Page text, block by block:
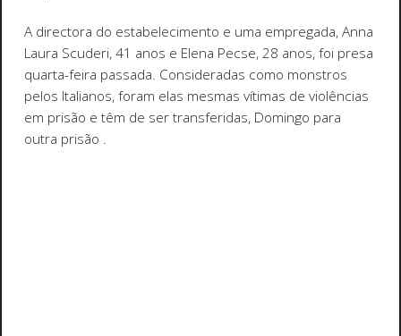
A directora do estabelecimento e uma empregada, Anna
Laura Scuderi, 41 anos e Elena Pecse, 28 anos, foi presa
quarta-feira passada. Consideradas como monstros
pelos Italianos, foram elas mesmas vítimas de violências
em prisão e têm de ser transferidas, Domingo para
outra prisão .